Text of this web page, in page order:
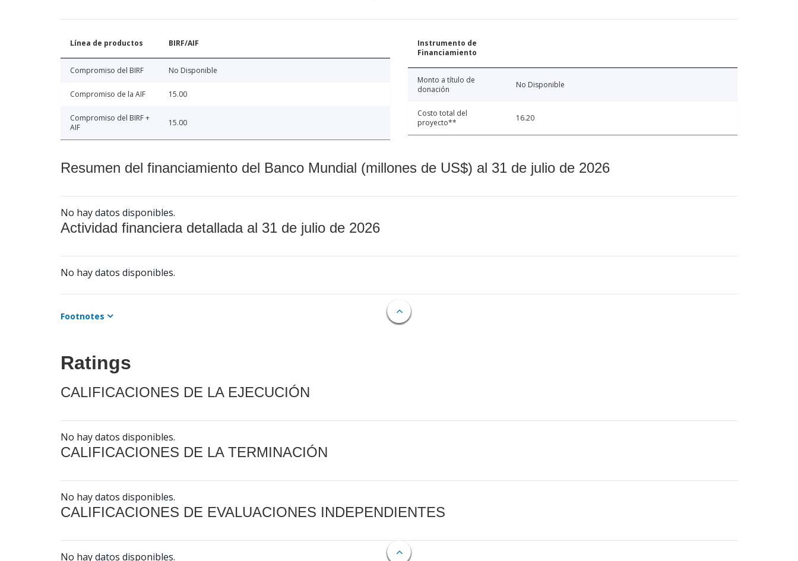
Línea de productos BIRF/AIF
Compromiso del BIRF No Disponible
Compromiso de la AIF 15.00
Compromiso del BIRF +
AIF
15.00
Instrumento de
Financiamiento
Monto a título de
donación
No Disponible
Costo total del
proyecto**
16.20
Resumen del financiamiento del Banco Mundial (millones de US$) al 31 de julio de 2026
No hay datos disponibles.
Actividad financiera detallada al 31 de julio de 2026
No hay datos disponibles.
Footnotes
Ratings
CALIFICACIONES DE LA EJECUCIÓN
No hay datos disponibles.
CALIFICACIONES DE LA TERMINACIÓN
No hay datos disponibles.
CALIFICACIONES DE EVALUACIONES INDEPENDIENTES
No hay datos disponibles.